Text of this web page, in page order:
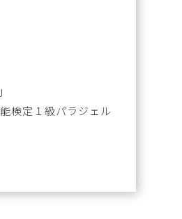
検定１級パラジェル